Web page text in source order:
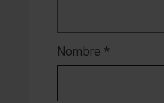
Nombre *